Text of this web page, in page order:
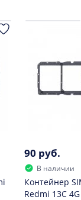
90 руб.
В наличии
Контейнер
Redmi 13C